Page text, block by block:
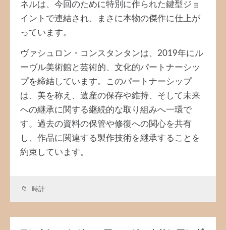
ネルは、今回のために特別に作られた鍵型ジョ
イントで連結され、まさに本物の傑作に仕上が
っています。
ヴァシュロン・コンスタンタンは、2019年にル
ーヴル美術館と芸術的、文化的パートナーシッ
プを締結しています。このパートナーシップ
は、美を称え、遺産の保存や維持、そして未来
への継承に関する継続的な取り組みへ一環で
す。過去の資料の保管や修復への関心を共有
し、作品に関連する製作技術を継承することを
約束しています。
時計